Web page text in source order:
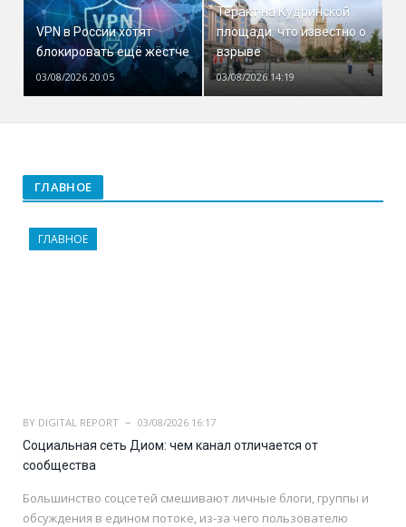
VPN в России хотят
блокировать ещё жёстче
03/08/2026 20:05
Теракт на Кудринской
площади: что известно о
взрыве
03/08/2026 14:19
ГЛАВНОЕ
ГЛАВНОЕ
BY DIGITAL REPORT 03/08/2026 16:17
Социальная сеть Диом: чем канал отличается от
сообщества
Большинство соцсетей смешивают личные блоги, группы и
обсуждения в едином потоке, из-за чего пользователю